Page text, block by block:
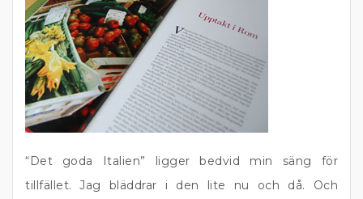
“Det goda Italien” ligger bedvid min säng för
tillfället. Jag bläddrar i den lite nu och då. Och